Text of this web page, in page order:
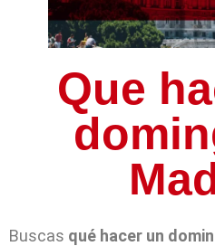
Que
Buscas qué hacer un